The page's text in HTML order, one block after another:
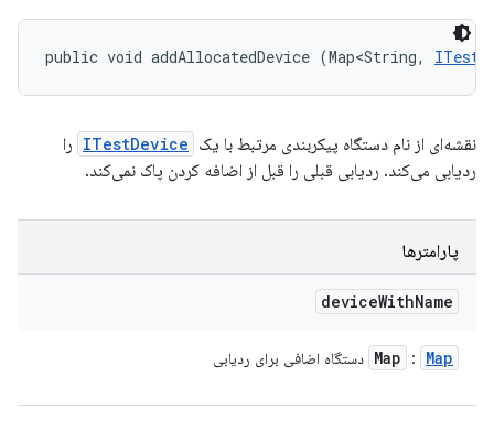
public void addAllocatedDevice (Map<String,
نقشه‌ای از نام دستگاه پیکربندی مرتبط با یک ITestDevice را
ردیابی می‌کند. ردیابی قبلی را قبل از اضافه کردن پاک نمی‌کند.
پارامترها
deviceWithName
Map : Map دستگاه اضافی برای ردیابی